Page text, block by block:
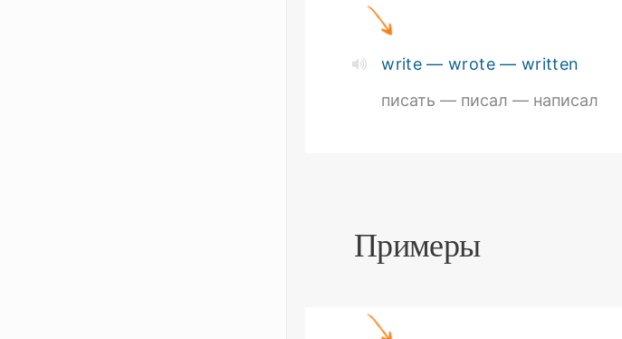
write — wrote — written
писать — писал — написал
Примеры